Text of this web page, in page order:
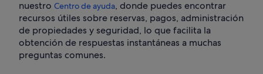
nuestro Centro de ayuda, donde puedes encontrar
recursos útiles sobre reservas, pagos, administración
de propiedades y seguridad, lo que facilita la
obtención de respuestas instantáneas a muchas
preguntas comunes.